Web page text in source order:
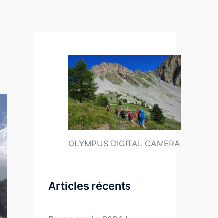
OLYMPUS DIGITAL CAMERA
Articles récents